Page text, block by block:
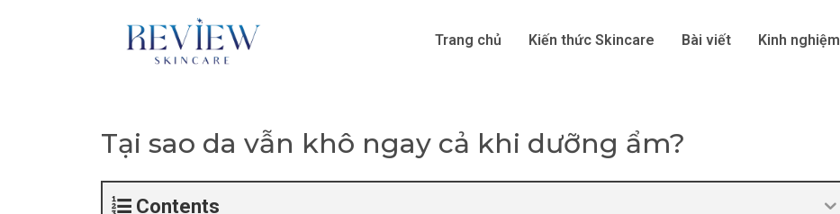
Trang chủ Kiến thức Skincare Bài viết Kinh nghiệm
Tại sao da vẫn khô ngay cả khi dưỡng ẩm?
Contents